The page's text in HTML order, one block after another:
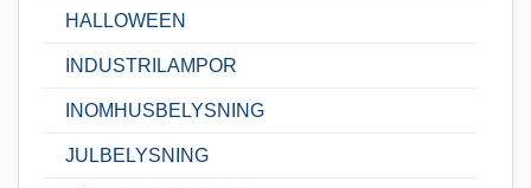
HALLOWEEN
INDUSTRILAMPOR
INOMHUSBELYSNING
JULBELYSNING